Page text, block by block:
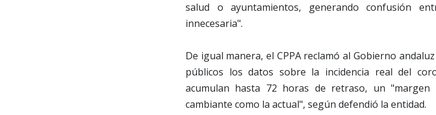
salud o ayuntamientos, generando confusión
innecesaria".
De igual manera, el CPPA reclamó al Gobierno
públicos los datos sobre la incidencia real del
acumulan hasta 72 horas de retraso, un
cambiante como la actual", según defendió la entidad.